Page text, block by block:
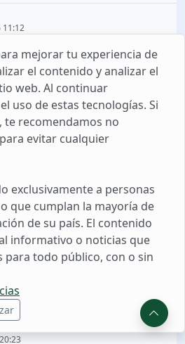
11:12
de uso en Chiclayo
de Tiro en Trujillo:
Fallecido
de la PNP en Iquitos se
Tras Años de Servicio
captura a presunto líder
del Nuevo Sullana
mejorar tu experiencia de
el contenido y analizar el
web. Al continuar
uso de estas tecnologías. Si
te recomendamos no
evitar cualquier
exclusivamente a personas
que cumplan la mayoría de
de su país. El contenido
informativo o noticias que
para todo público, con o sin